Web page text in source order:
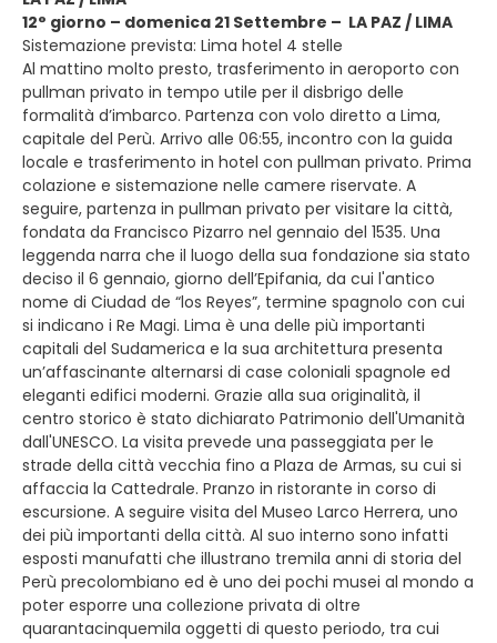
12° giorno – domenica 21 Settembre – LA PAZ / LIMA
Sistemazione prevista: Lima hotel 4 stelle
Al mattino molto presto, trasferimento in aeroporto con
pullman privato in tempo utile per il disbrigo delle
formalità d’imbarco. Partenza con volo diretto a Lima,
capitale del Perù. Arrivo alle 06:55, incontro con la guida
locale e trasferimento in hotel con pullman privato. Prima
colazione e sistemazione nelle camere riservate. A
seguire, partenza in pullman privato per visitare la città,
fondata da Francisco Pizarro nel gennaio del 1535. Una
leggenda narra che il luogo della sua fondazione sia stato
deciso il 6 gennaio, giorno dell’Epifania, da cui l'antico
nome di Ciudad de “los Reyes”, termine spagnolo con cui
si indicano i Re Magi. Lima è una delle più importanti
capitali del Sudamerica e la sua architettura presenta
un’affascinante alternarsi di case coloniali spagnole ed
eleganti edifici moderni. Grazie alla sua originalità, il
centro storico è stato dichiarato Patrimonio dell'Umanità
dall'UNESCO. La visita prevede una passeggiata per le
strade della città vecchia fino a Plaza de Armas, su cui si
affaccia la Cattedrale. Pranzo in ristorante in corso di
escursione. A seguire visita del Museo Larco Herrera, uno
dei più importanti della città. Al suo interno sono infatti
esposti manufatti che illustrano tremila anni di storia del
Perù precolombiano ed è uno dei pochi musei al mondo a
poter esporre una collezione privata di oltre
quarantacinquemila oggetti di questo periodo, tra cui